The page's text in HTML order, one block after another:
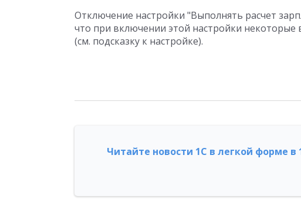
Отключение настройки "Выполнять расчет
что при включении этой настройки
(см. подсказку к настройке).
Читайте новости 1С в легкой форме